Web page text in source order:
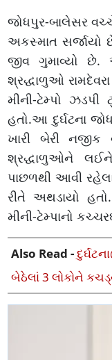
જોધપુર-બાલેસર
અકસ્માત સર્જાયો
જીવ ગુમાવ્યો છે.
શ્રદ્ધાળુઓ
મીની-ટેમ્પો
હતો.આ દુર્ઘટના
ખારી બેરી નજીક
શ્રદ્ધાળુઓને લઈને
પાછળથી આવી
રીતે અથડાયો
મીની-ટેમ્પાનો
Also Read -
બેઠેલાં 3 લોકોને